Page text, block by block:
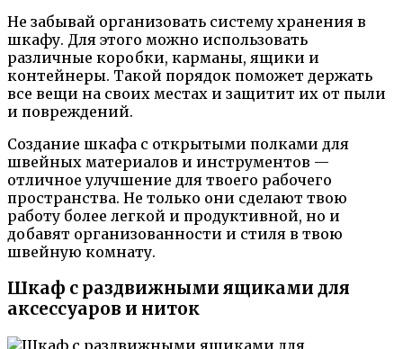
Не забывай организовать систему хранения в
шкафу. Для этого можно использовать
различные коробки, карманы, ящики и
контейнеры. Такой порядок поможет держать
все вещи на своих местах и защитит их от пыли
и повреждений.
Создание шкафа с открытыми полками для
швейных материалов и инструментов —
отличное улучшение для твоего рабочего
пространства. Не только они сделают твою
работу более легкой и продуктивной, но и
добавят организованности и стиля в твою
швейную комнату.
Шкаф с раздвижными ящиками для
аксессуаров и ниток